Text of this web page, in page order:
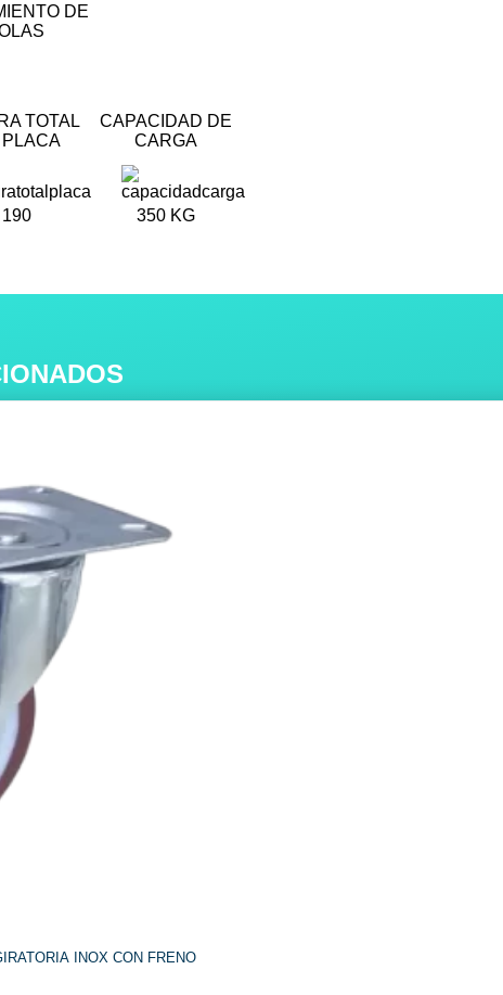
DE
TOTAL
PLACA
CAPACIDAD DE
CARGA
190 350 KG
INOX CON FRENO